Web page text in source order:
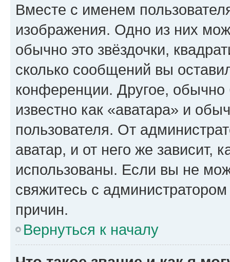
Вместе с именем
изображения. Одно из них
обычно это звёздочки,
сколько сообщений вы
конференции. Другое,
известно как «аватара» и
пользователя. От
аватар, и от него же зависит,
использованы. Если вы не
свяжитесь с
причин.
Вернуться к началу